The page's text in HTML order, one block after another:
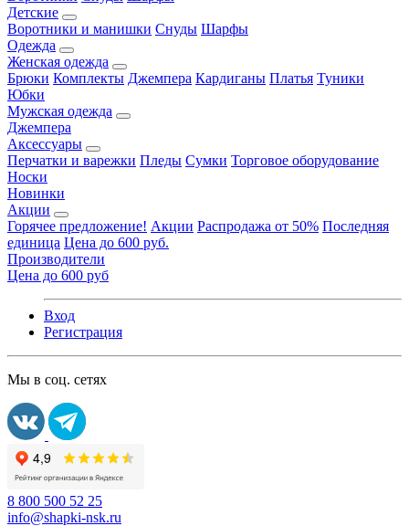
Детские
Воротники и манишки Снуды Шарфы
Одежда
Женская одежда
Брюки Комплекты Джемпера Кардиганы Платья Туники
Юбки
Мужская одежда
Джемпера
Аксессуары
Перчатки и варежки Пледы Сумки Торговое оборудование
Носки
Новинки
Акции
Горячее предложение! Акции Распродажа от 50% Последняя
единица Цена до 600 руб.
Производители
Цена до 600 руб
Вход
Регистрация
Мы в соц. сетях
8 800 500 52 25
info@shapki-nsk.ru